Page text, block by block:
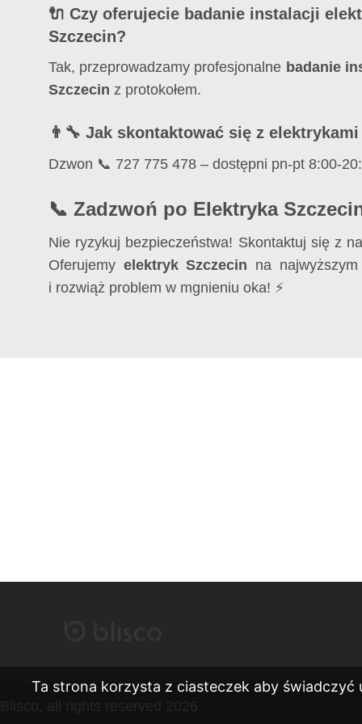
🔌 Czy oferujecie badanie instalacji
Szczecin?
Tak, przeprowadzamy profesjonalne badanie
Szczecin z protokołem.
👨‍🔧 Jak skontaktować się z
Dzwon 📞 727 775 478 – dostępni pn-pt 8:00-
📞 Zadzwoń po Elektryka
Nie ryzykuj bezpieczeństwa! Skontaktuj się z
Oferujemy elektryk Szczecin na
i rozwiąż problem w mgnieniu oka! ⚡
Blisco, all rights reserved 2026
Ta strona korzysta z ciasteczek aby świadczyć